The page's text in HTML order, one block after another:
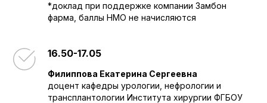
*доклад при поддержке компании Замбон
фарма, баллы НМО не начисляются
16.50-17.05
Филиппова Екатерина Сергеевна
доцент кафедры урологии, нефрологии и
трансплантологии Института хирургии ФГБОУ